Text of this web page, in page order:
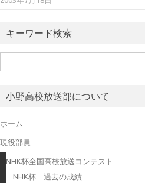
キーワード検索
索:
小野高校放送部について
ホーム
現役部員
NHK杯全国高校放送コンテスト
NHK杯 過去の成績